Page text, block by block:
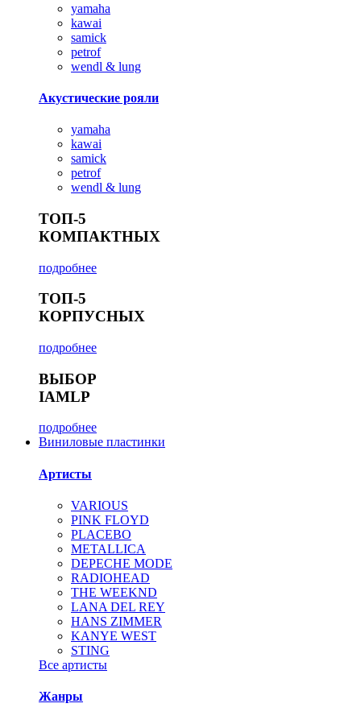
yamaha
kawai
samick
petrof
wendl & lung
Акустические рояли
yamaha
kawai
samick
petrof
wendl & lung
ТОП-5
КОМПАКТНЫХ
подробнее
ТОП-5
КОРПУСНЫХ
подробнее
ВЫБОР
IAMLP
подробнее
Виниловые пластинки
Артисты
VARIOUS
PINK FLOYD
PLACEBO
METALLICA
DEPECHE MODE
RADIOHEAD
THE WEEKND
LANA DEL REY
HANS ZIMMER
KANYE WEST
STING
Все артисты
Жанры